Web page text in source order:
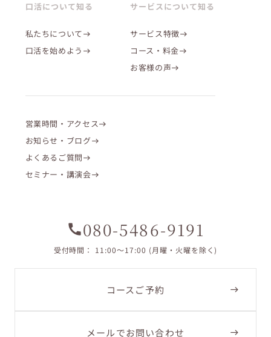
口活について知る
私たちについて
口活を始めよう
サービスについて知る
サービス特徴
コース・料金
お客様の声
営業時間・アクセス
お知らせ・ブログ
よくあるご質問
セミナー・講演会
コースご予約
メールでお問い合わせ
call080-5486-9191
受付時間： 11:00〜17:00 (月曜・火曜を除く)